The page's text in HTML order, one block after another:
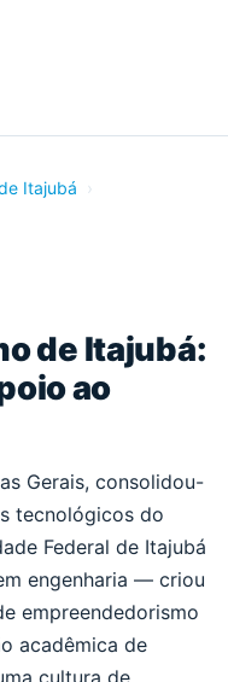
Itajubá
de Itajubá:
ao
Gerais, consolidou-
tecnológicos do
Federal de Itajubá
engenharia — criou
empreendedorismo
acadêmica de